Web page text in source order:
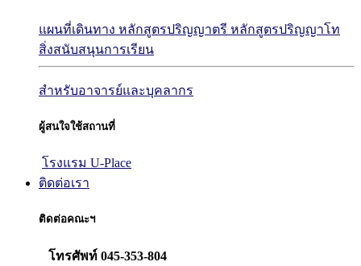
แผนที่เดินทาง หลักสูตรปริญญาตรี หลักสูตรปริญญาโท
สิ่งสนับสนุนการเรียน
สำหรับอาจารย์และบุคลากร
ผู้สนใจใช้สถานที่
โรงแรม U-Place
ติดต่อเรา
ติดต่อคณะฯ
โทรศัพท์ 045-353-804